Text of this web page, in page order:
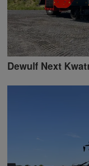
Dewulf Next